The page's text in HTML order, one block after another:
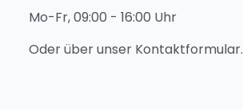
Mo-Fr, 09:00 - 16:00 Uhr
Oder über unser Kontaktformular.